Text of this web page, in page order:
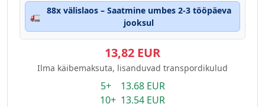
🚛
88x välislaos – Saatmine umbes 2-3 tööpäeva
jooksul
13,82 EUR
Ilma käibemaksuta, lisanduvad transpordikulud
5+ 13.68 EUR
10+ 13.54 EUR